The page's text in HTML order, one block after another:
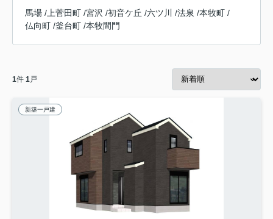
馬場 / 上菅田町 /宮沢 /初音ケ丘 /六ツ川 /法泉 /本牧町 /
仏向町 /釜台町 /本牧間門
1件 1戸
新築一戸建